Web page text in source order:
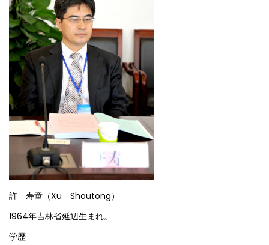
許 寿童（Xu Shoutong）
1964年吉林省延辺生まれ。
学歴